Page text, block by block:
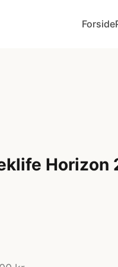
Forside